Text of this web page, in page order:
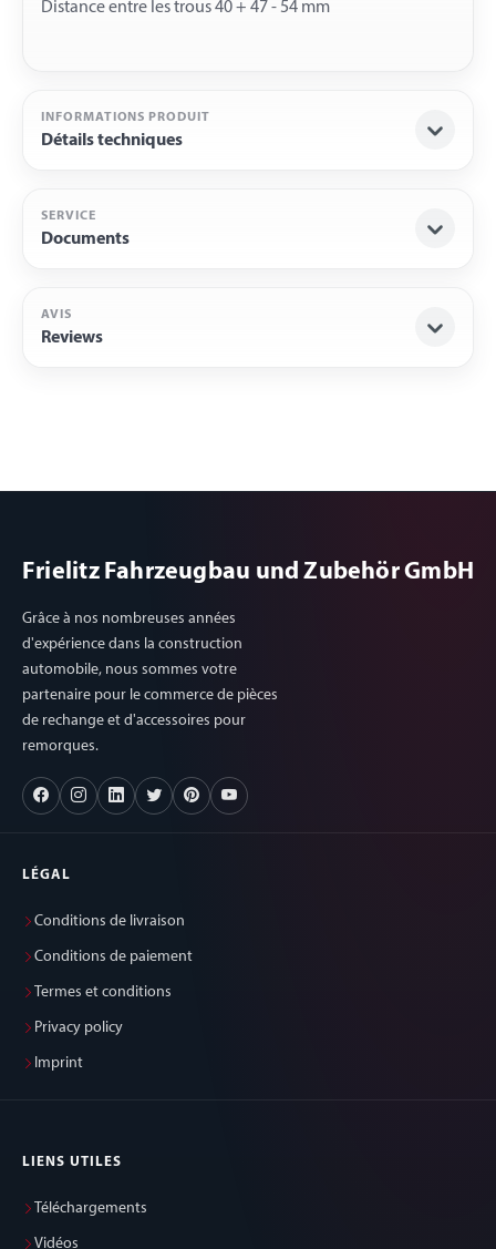
INFORMATIONS PRODUIT
Détails techniques
SERVICE
Documents
AVIS
Reviews
Frielitz Fahrzeugbau und Zubehör GmbH
Grâce à nos nombreuses années
d'expérience dans la construction
automobile, nous sommes votre
partenaire pour le commerce de pièces
de rechange et d'accessoires pour
remorques.
LÉGAL
Conditions de livraison
Conditions de paiement
Termes et conditions
Privacy policy
Imprint
LIENS UTILES
Téléchargements
Vidéos